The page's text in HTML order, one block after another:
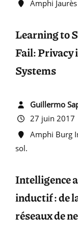
Amphi
Learning to
Fail: Privacy
Systems
Guillermo
27 juin 2017
Amphi Burg
sol.
Intelligence
inductif : de
réseaux de